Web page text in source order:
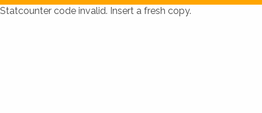
Statcounter code invalid. Insert a fresh copy.